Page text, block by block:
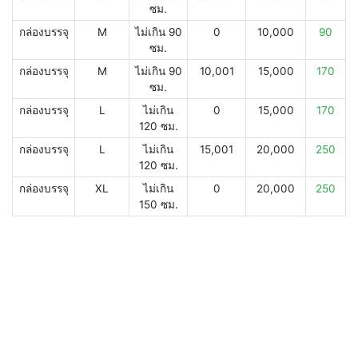
ซม.
กล่องบรรจุ M
ไม่เกิน 90
ซม.
0 10,000 90
กล่องบรรจุ M
ไม่เกิน 90
ซม.
10,001 15,000 170
กล่องบรรจุ L
ไม่เกิน
120 ซม.
0 15,000 170
กล่องบรรจุ L
ไม่เกิน
120 ซม.
15,001 20,000 250
กล่องบรรจุ XL
ไม่เกิน
150 ซม.
0 20,000 250